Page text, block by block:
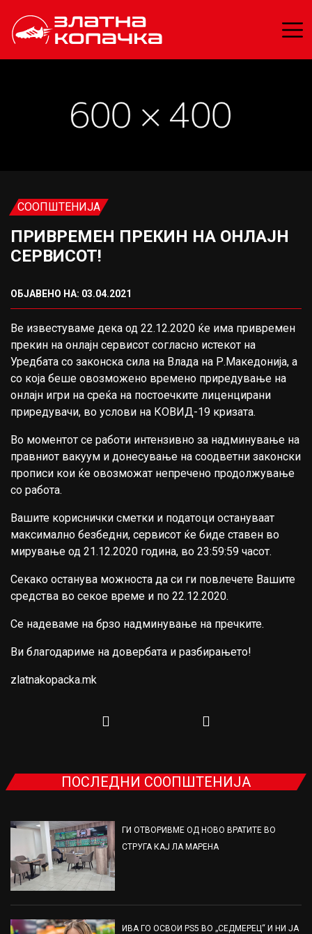
СООПШТЕНИЈА
ПРИВРЕМЕН ПРЕКИН НА ОНЛАЈН
СЕРВИСОТ!
ОБЈАВЕНО НА: 03.04.2021
Ве известуваме дека од 22.12.2020 ќе има привремен
прекин на онлајн сервисот согласно истекот на
Уредбата со законска сила на Влада на Р.Македонија, а
со која беше овозможено времено приредување на
онлајн игри на среќа на постоечките лиценцирани
приредувачи, во услови на КОВИД-19 кризата.
Во моментот се работи интензивно за надминување на
правниот вакуум и донесување на соодветни законски
прописи кои ќе овозможат непречено продолжување
со работа.
Вашите кориснички сметки и податоци остануваат
максимално безбедни, сервисот ќе биде ставен во
мирување од 21.12.2020 година, во 23:59:59 часот.
Секако останува можноста да си ги повлечете Вашите
средства во секое време и по 22.12.2020.
Се надеваме на брзо надминување на пречките.
Ви благодариме на довербата и разбирањето!
zlatnakopacka.mk
ПОСЛЕДНИ СООПШТЕНИЈА
ГИ ОТВОРИВМЕ ОД НОВО ВРАТИТЕ ВО
СТРУГА КАЈ ЛА МАРЕНА
ИВА ГО ОСВОИ PS5 ВО „СЕДМЕРЕЦ“ И НИ ЈА